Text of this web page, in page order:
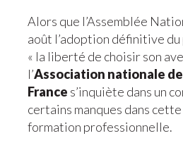
Alors que l’Assemblée
août l’adoption définitive
« la liberté de choisir son
l’Association nationale
France s’inquiète dans un
certains manques dans
formation professionnelle.